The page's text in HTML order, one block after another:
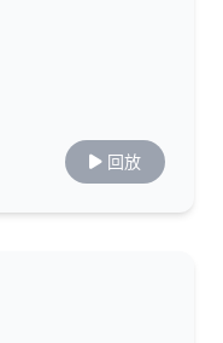
回放